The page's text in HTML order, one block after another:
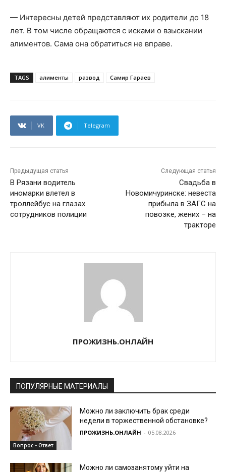
— Интересны детей представляют их родители до 18
лет. В том числе обращаются с исками о взыскании
алиментов. Сама она обратиться не вправе.
TAGS алименты развод Самир Гараев
VK Telegram
Предыдущая статья
В Рязани водитель
иномарки влетел в
троллейбус на глазах
сотрудников полиции
Следующая статья
Свадьба в
Новомичуринске: невеста
прибыла в ЗАГС на
повозке, жених – на
тракторе
ПРОЖИЗНЬ.ОНЛАЙН
ПОПУЛЯРНЫЕ МАТЕРИАЛЫ
Вопрос - Ответ
Можно ли заключить брак среди
недели в торжественной обстановке?
ПРОЖИЗНЬ.ОНЛАЙН - 05.08.2026
Можно ли самозанятому уйти на